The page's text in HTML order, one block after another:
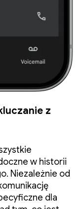
z
w historii
Niezależnie od
dla